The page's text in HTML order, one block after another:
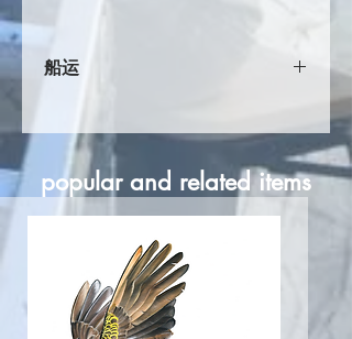
船运
请注意：由于这件艺术品需要 Jimmi 手
工完成， 请联系我们了解运输时间。
popular and related items